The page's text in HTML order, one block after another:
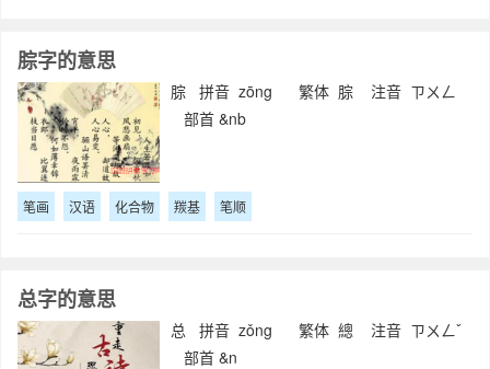
腙字的意思
腙 拼音 zōng 繁体 腙 注音 ㄗㄨㄥ
部首 &nb
笔画 汉语 化合物 羰基 笔顺
总字的意思
总 拼音 zǒng 繁体 總 注音 ㄗㄨㄥˇ
部首 &n